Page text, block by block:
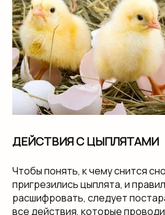
ДЕЙСТВИЯ С ЦЫПЛЯТАМИ
Чтобы понять, к чему снится
пригрезились цыплята, и
расшифровать, следует
все действия, которые